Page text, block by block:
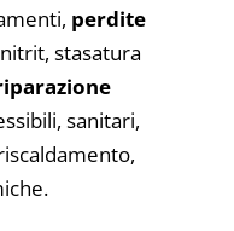
perdite
stasatura
sanitari,